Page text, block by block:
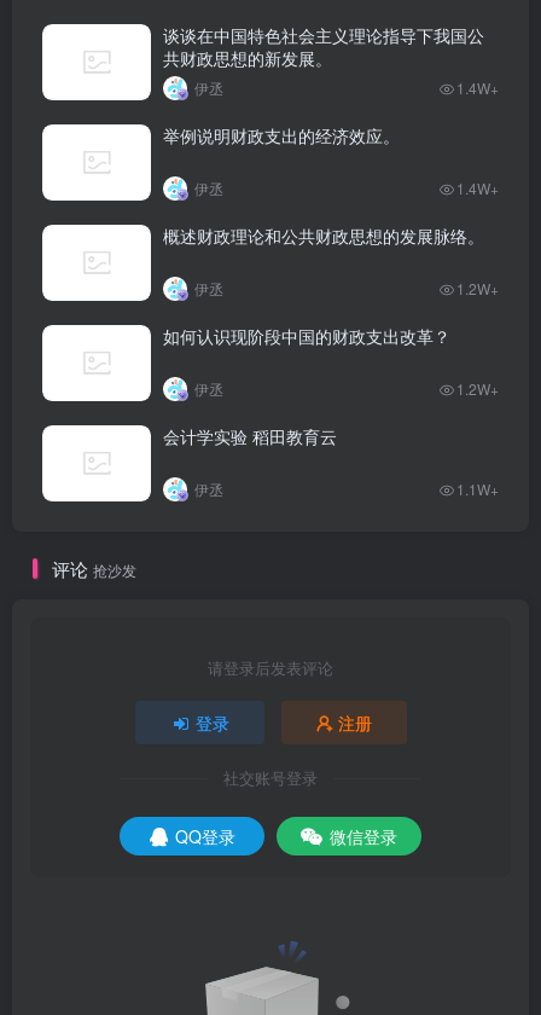
谈谈在中国特色社会主义理论指导下我国公
共财政思想的新发展。
伊丞 1.4W+
举例说明财政支出的经济效应。
伊丞 1.4W+
概述财政理论和公共财政思想的发展脉络。
伊丞 1.2W+
如何认识现阶段中国的财政支出改革？
伊丞 1.2W+
会计学实验 稻田教育云
伊丞 1.1W+
评论 抢沙发
请登录后发表评论
登录 注册
社交账号登录
QQ登录 微信登录